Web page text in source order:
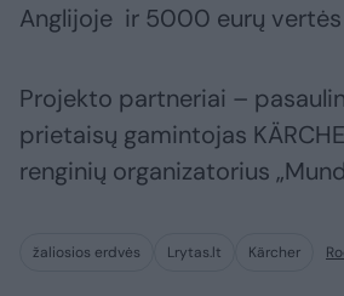
Anglijoje ir 5000 eurų
Projekto partneriai –
prietaisų gamintojas
renginių organizatorius
žaliosios erdvės Lrytas.lt Kärcher